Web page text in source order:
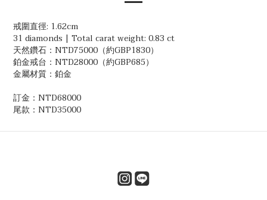
戒圍直徑: 1.62cm
31 diamonds | Total carat weight: 0.83 ct
天然鑽石：NTD75000（約GBP1830）
鉑金戒台：NTD28000（約GBP685）
金屬材質：鉑金
訂金：NTD68000
尾款：NTD35000